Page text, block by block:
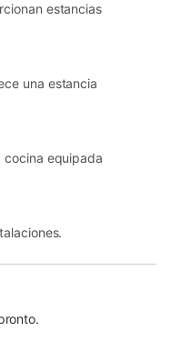
estancias
una estancia
cocina equipada